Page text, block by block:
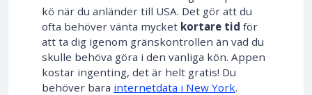
kö när du anländer till USA. Det gör att du
ofta behöver vänta mycket kortare tid för
att ta dig igenom gränskontrollen än vad du
skulle behöva göra i den vanliga kön. Appen
kostar ingenting, det är helt gratis! Du
behöver bara internetdata i New York.